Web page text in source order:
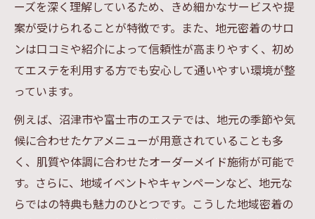
エステポルトを活用した賢いエステ比較の
方法
エステ選びで失敗しないための比較基準を
紹介
口コミや評判を活かしたエステ比較のコツ
静岡県内で自分に合うエステの見極め方を
解説
エステポルト活用のメリット徹底解説
エステポルトで得られる最新エステ情報の
ーズを深く理解しているため、きめ細かなサービスや提
案が受けられることが特徴です。また、地元密着のサロ
ンは口コミや紹介によって信頼性が高まりやすく、初め
てエステを利用する方でも安心して通いやすい環境が整
っています。
例えば、沼津市や富士市のエステでは、地元の季節や気
候に合わせたケアメニューが用意されていることも多
く、肌質や体調に合わせたオーダーメイド施術が可能で
す。さらに、地域イベントやキャンペーンなど、地元な
らではの特典も魅力のひとつです。こうした地域密着の